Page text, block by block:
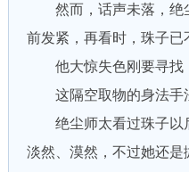
然而，话声未落，绝
前发紧，再看时，珠子已
他大惊失色刚要寻找
这隔空取物的身法手
绝尘师太看过珠子以
淡然、漠然，不过她还是